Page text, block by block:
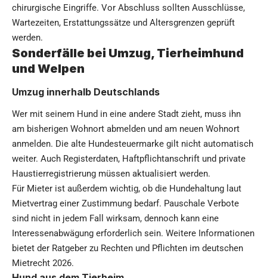
chirurgische Eingriffe. Vor Abschluss sollten Ausschlüsse,
Wartezeiten, Erstattungssätze und Altersgrenzen geprüft
werden.
Sonderfälle bei Umzug, Tierheimhund
und Welpen
Umzug innerhalb Deutschlands
Wer mit seinem Hund in eine andere Stadt zieht, muss ihn
am bisherigen Wohnort abmelden und am neuen Wohnort
anmelden. Die alte Hundesteuermarke gilt nicht automatisch
weiter. Auch Registerdaten, Haftpflichtanschrift und private
Haustierregistrierung müssen aktualisiert werden.
Für Mieter ist außerdem wichtig, ob die Hundehaltung laut
Mietvertrag einer Zustimmung bedarf. Pauschale Verbote
sind nicht in jedem Fall wirksam, dennoch kann eine
Interessenabwägung erforderlich sein. Weitere Informationen
bietet der Ratgeber zu Rechten und Pflichten im deutschen
Mietrecht 2026.